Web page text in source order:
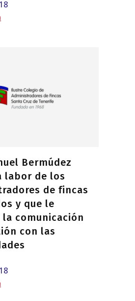
Bermúdez
labor de los
de fincas
y que le
comunicación
con las